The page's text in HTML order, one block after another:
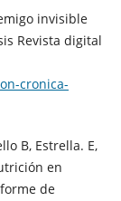
invisible
Revista digital
cronica-
B, Estrella. E,
en
de